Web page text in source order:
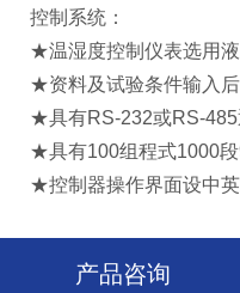
控制系统：
★温湿度控制仪表选用液
★资料及试验条件输入后
★具有RS-232或RS-485通
★具有100组程式1000段
★控制器操作界面设中英
产品咨询